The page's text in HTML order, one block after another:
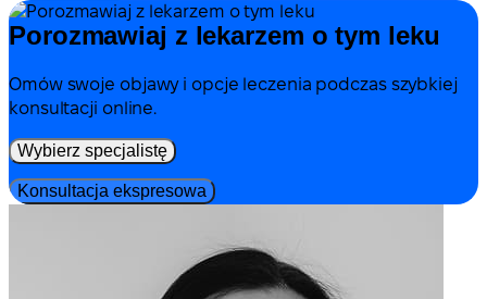
Porozmawiaj z lekarzem o tym leku
Omów swoje objawy i opcje leczenia podczas szybkiej
konsultacji online.
Wybierz specjalistę
Konsultacja ekspresowa